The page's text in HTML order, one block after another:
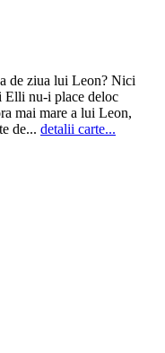
de ziua lui Leon? Nici
Elli nu-i place deloc
mai mare a lui Leon,
de... detalii carte...